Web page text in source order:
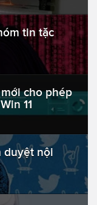
tin tặc
cho phép
11
duyệt nội